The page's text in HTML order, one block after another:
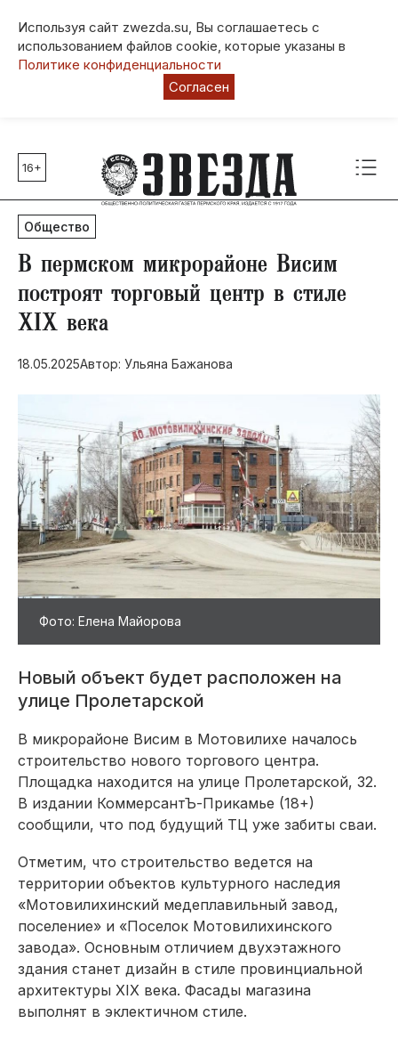
Используя сайт zwezda.su, Вы соглашаетесь с
использованием файлов cookie, которые указаны в
Политике конфиденциальности
Согласен
Главные темы
80 лет Победы
Молодежная столица РФ
СВО
Выборы в Пермском крае
Социальная поддержка
Инфраструктура
Благоустройство
16+
Общество
В пермском микрорайоне Висим
построят торговый центр в стиле
XIX века
18.05.2025Автор: Ульяна Бажанова
Фото: Елена Майорова
Новый объект будет расположен на
улице Пролетарской
В микрорайоне Висим в Мотовилихе началось
строительство нового торгового центра.
Площадка находится на улице Пролетарской, 32.
В издании КоммерсантЪ-Прикамье (18+)
сообщили, что под будущий ТЦ уже забиты сваи.
Отметим, что строительство ведется на
территории объектов культурного наследия
«Мотовилихинский медеплавильный завод,
поселение» и «Поселок Мотовилихинского
завода». Основным отличием двухэтажного
здания станет дизайн в стиле провинциальной
архитектуры XIX века. Фасады магазина
выполнят в эклектичном стиле.